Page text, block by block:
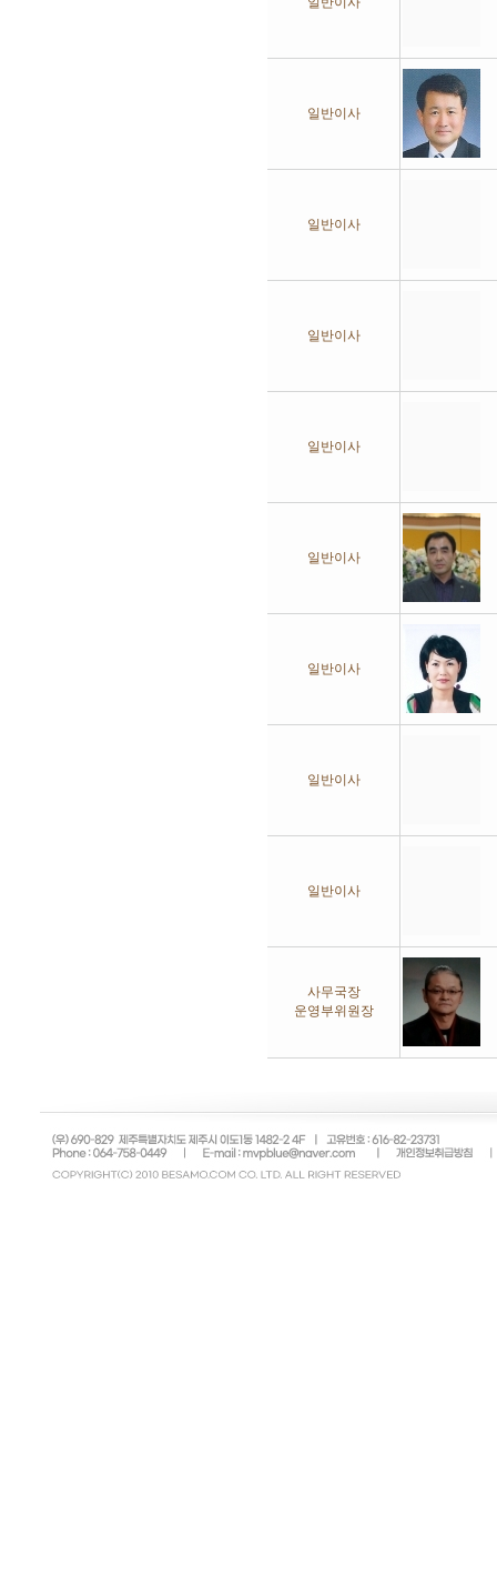
일반이사
일반이사
일반이사
일반이사
일반이사
일반이사
일반이사
일반이사
사무국장
운영부위원장